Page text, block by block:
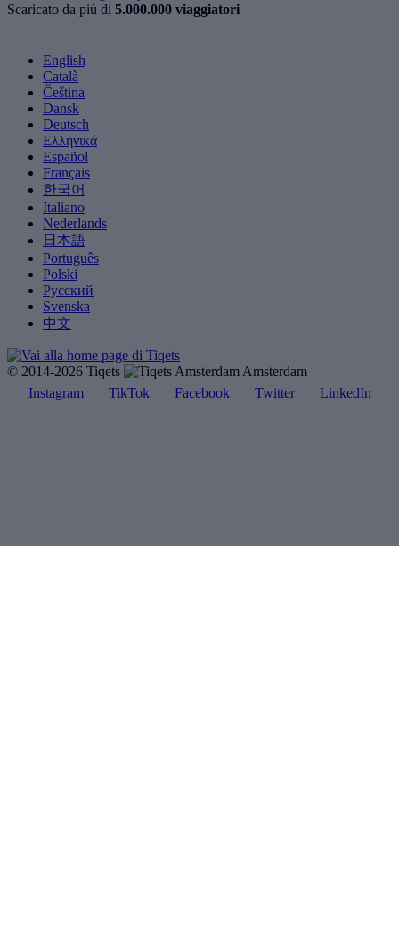
Scaricato da più di 5.000.000 viaggiatori
English
Català
Čeština
Dansk
Deutsch
Ελληνικά
Español
Français
한국어
Italiano
Nederlands
日本語
Português
Polski
Русский
Svenska
中文
© 2014-2026 Tiqets
Amsterdam
Instagram
TikTok Facebook Twitter LinkedIn